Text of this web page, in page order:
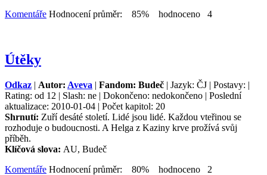
Komentáře Hodnocení průměr: 85% hodnoceno 4
Útěky
Odkaz | Autor: Aveva | Fandom: Budeč | Jazyk: ČJ | Postavy: |
Rating: od 12 | Slash: ne | Dokončeno: nedokončeno | Poslední
aktualizace: 2010-01-04 | Počet kapitol: 20
Shrnutí: Zuří desáté století. Lidé jsou lidé. Každou vteřinou se
rozhoduje o budoucnosti. A Helga z Kaziny krve prožívá svůj
příběh.
Klíčová slova: AU, Budeč
Komentáře Hodnocení průměr: 80% hodnoceno 2